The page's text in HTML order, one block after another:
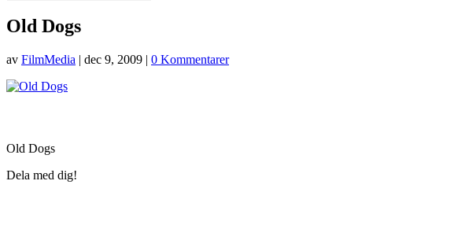
Old Dogs
av FilmMedia | dec 9, 2009 | 0 Kommentarer
Old Dogs
Dela med dig!